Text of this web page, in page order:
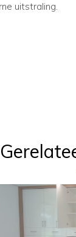
uitstraling.